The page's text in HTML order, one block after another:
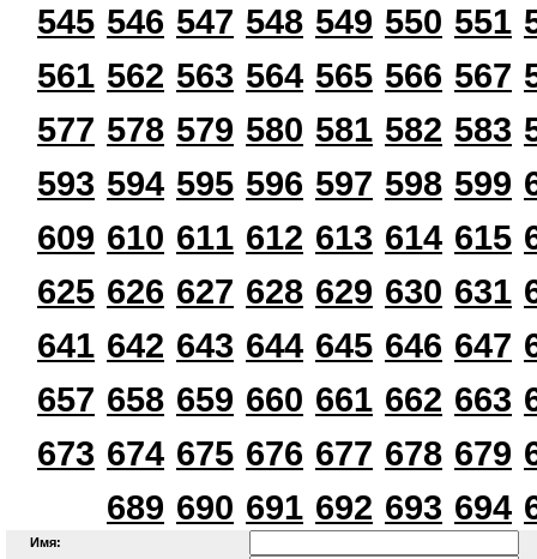
545 546 547 548 549 550 551
561 562 563 564 565 566 567
577 578 579 580 581 582 583
593 594 595 596 597 598 599
609 610 611 612 613 614 615
625 626 627 628 629 630 631
641 642 643 644 645 646 647
657 658 659 660 661 662 663
673 674 675 676 677 678 679
689 690 691 692 693 694
Имя: